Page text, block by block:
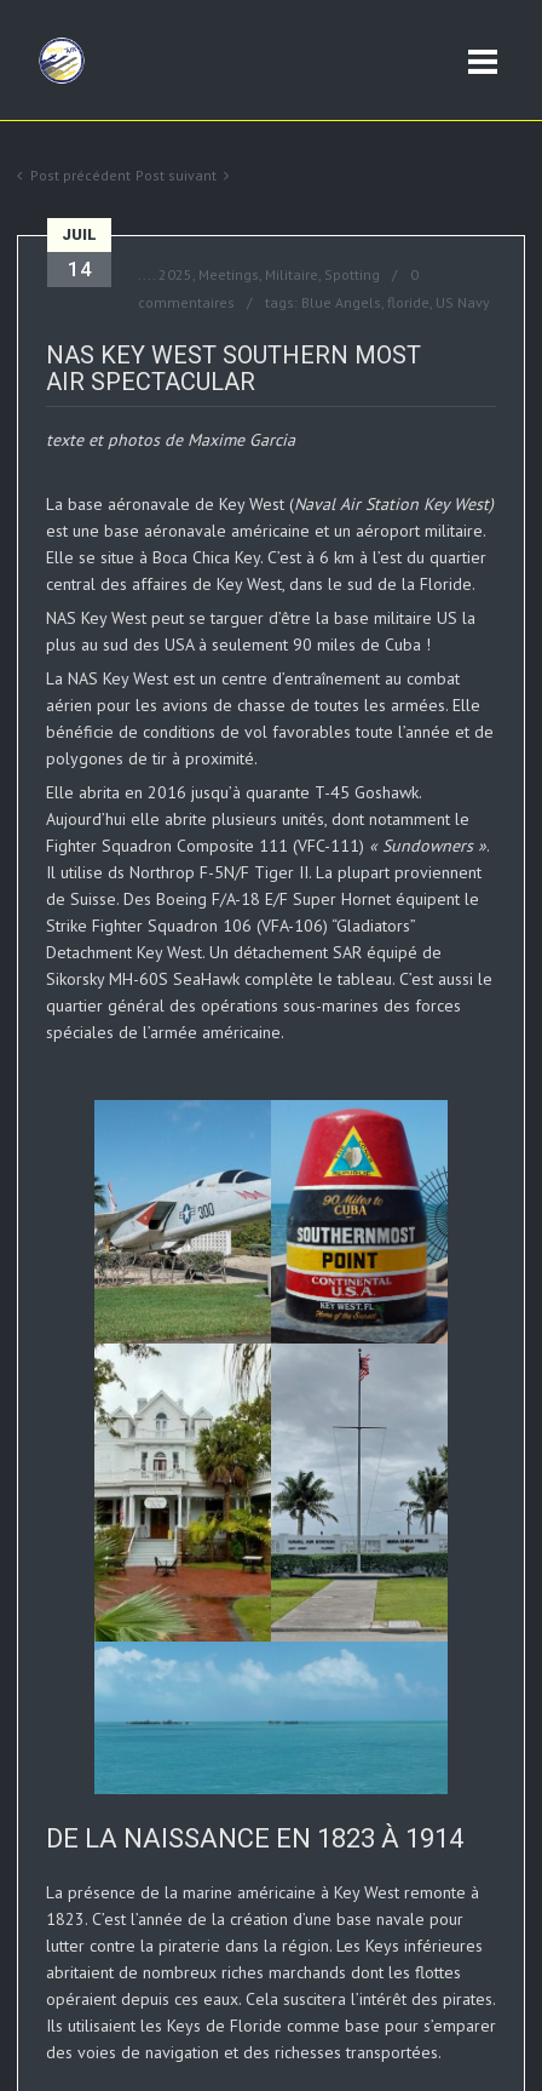
Post précédent Post suivant
JUIL
14 .... 2025 , Meetings, Militaire, Spotting
0
commentaires
tags: Blue Angels, floride, US Navy
NAS KEY WEST SOUTHERN MOST
AIR SPECTACULAR
texte et photos de Maxime Garcia
La base aéronavale de Key West (Naval Air Station Key West)
est une base aéronavale américaine et un aéroport militaire.
Elle se situe à Boca Chica Key. C’est à 6 km à l’est du quartier
central des affaires de Key West, dans le sud de la Floride.
NAS Key West peut se targuer d’être la base militaire US la
plus au sud des USA à seulement 90 miles de Cuba !
La NAS Key West est un centre d’entraînement au combat
aérien pour les avions de chasse de toutes les armées. Elle
bénéficie de conditions de vol favorables toute l’année et de
polygones de tir à proximité.
Elle abrita en 2016 jusqu’à quarante T-45 Goshawk.
Aujourd’hui elle abrite plusieurs unités, dont notamment le
Fighter Squadron Composite 111 (VFC-111) « Sundowners ».
Il utilise ds Northrop F-5N/F Tiger II. La plupart proviennent
de Suisse. Des Boeing F/A-18 E/F Super Hornet équipent le
Strike Fighter Squadron 106 (VFA-106) “Gladiators”
Detachment Key West. Un détachement SAR équipé de
Sikorsky MH-60S SeaHawk complète le tableau. C’est aussi le
quartier général des opérations sous-marines des forces
spéciales de l’armée américaine.
DE LA NAISSANCE EN 1823 À 1914
La présence de la marine américaine à Key West remonte à
1823. C’est l’année de la création d’une base navale pour
lutter contre la piraterie dans la région. Les Keys inférieures
abritaient de nombreux riches marchands dont les flottes
opéraient depuis ces eaux. Cela suscitera l’intérêt des pirates.
Ils utilisaient les Keys de Floride comme base pour s’emparer
des voies de navigation et des richesses transportées.